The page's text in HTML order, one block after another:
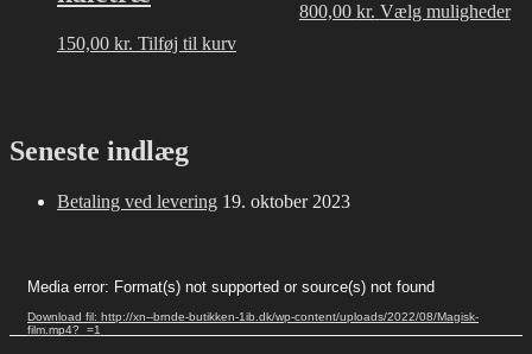
varesiden
150,00 kr. Tilføj til kurv
800,00 kr. Vælg muligheder
Seneste indlæg
Betaling ved levering 19. oktober 2023
Media error: Format(s) not supported or source(s) not found
Download fil: http://xn--brnde-butikken-1ib.dk/wp-content/uploads/2022/08/Magisk-
film.mp4?_=1